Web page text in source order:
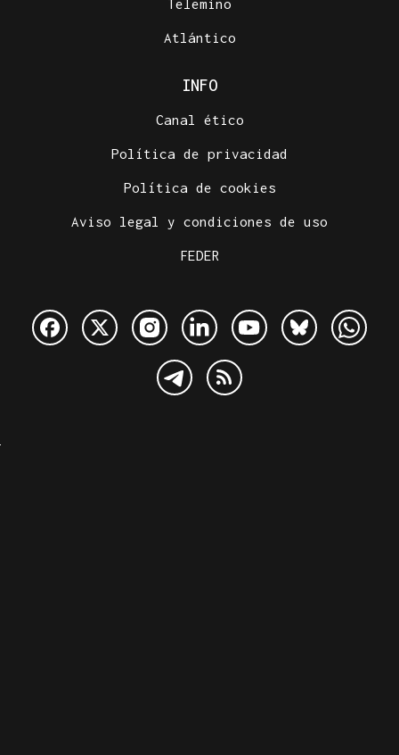
Atlántico
INFO
Canal ético
Política de privacidad
Política de cookies
Aviso legal y condiciones de uso
FEDER